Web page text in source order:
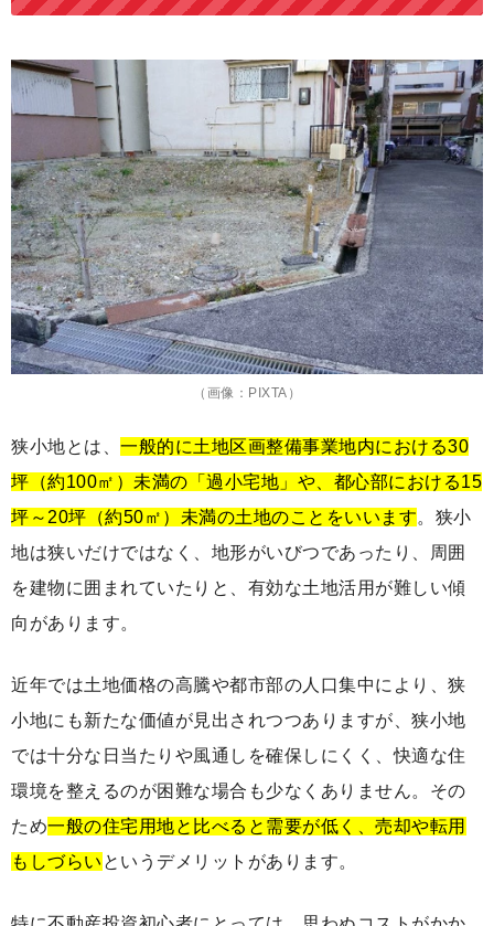
（画像：PIXTA）
狭小地とは、 一般的に土地区画整備事業地内における30
坪（約100㎡）未満の「過小宅地」や、都心部における15
坪～20坪（約50㎡）未満の土地のことをいいます。狭小
地は狭いだけではなく、地形がいびつであったり、周囲
を建物に囲まれていたりと、有効な土地活用が難しい傾
向があります。
近年では土地価格の高騰や都市部の人口集中により、狭
小地にも新たな価値が見出されつつありますが、狭小地
では十分な日当たりや風通しを確保しにくく、快適な住
環境を整えるのが困難な場合も少なくありません。その
ため一般の住宅用地と比べると需要が低く、売却や転用
もしづらい というデメリットがあります。